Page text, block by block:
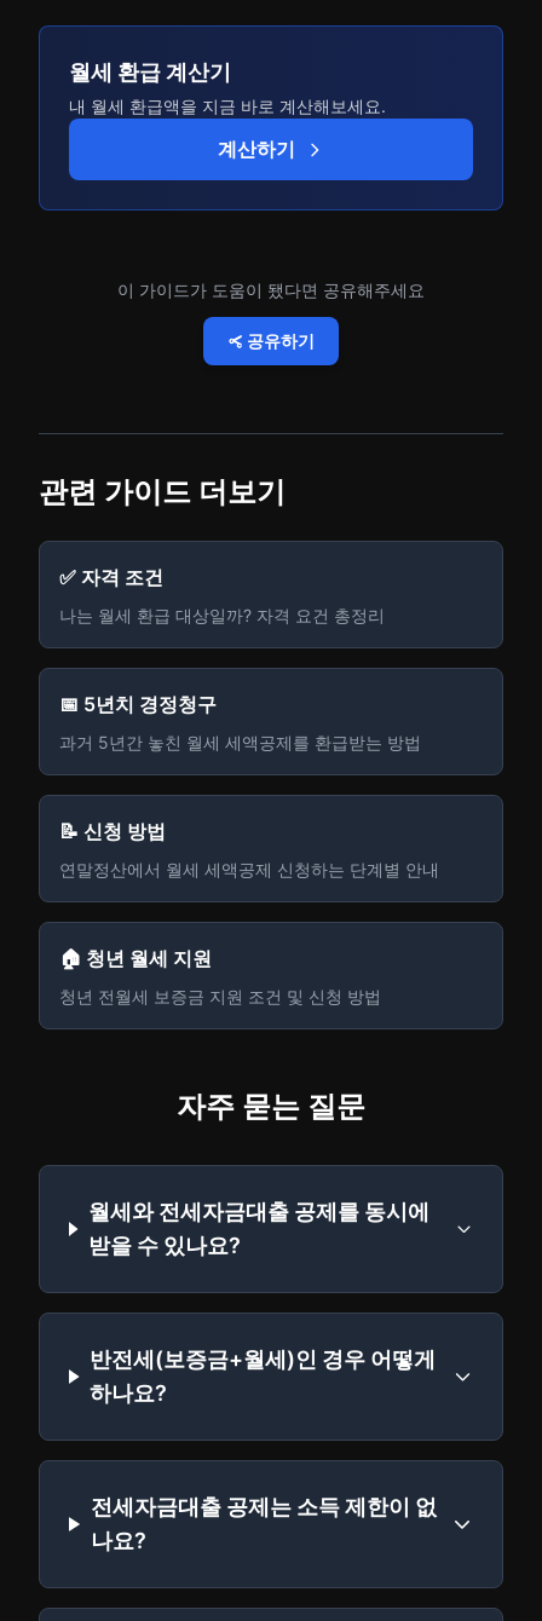
월세 환급 계산기
내 월세 환급액을 지금 바로 계산해보세요.
계산하기
이 가이드가 도움이 됐다면 공유해주세요
공유하기
관련 가이드 더보기
✅ 자격 조건
나는 월세 환급 대상일까? 자격 요건 총정리
📅 5년치 경정청구
과거 5년간 놓친 월세 세액공제를 환급받는 방법
📝 신청 방법
연말정산에서 월세 세액공제 신청하는 단계별 안내
🏠 청년 월세 지원
청년 전월세 보증금 지원 조건 및 신청 방법
자주 묻는 질문
월세와 전세자금대출 공제를 동시에
받을 수 있나요?
반전세(보증금+월세)인 경우 어떻게
하나요?
전세자금대출 공제는 소득 제한이 없
나요?